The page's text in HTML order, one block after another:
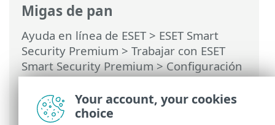
Migas de pan
Ayuda en línea de ESET> ESET Smart
Security Premium > Trabajar con ESET
Smart Security Premium>Configuración
>Protección de la red> Ventanas de
diálogo: protección de la red >
Comunicación entrante
Your account, your cookies
choice